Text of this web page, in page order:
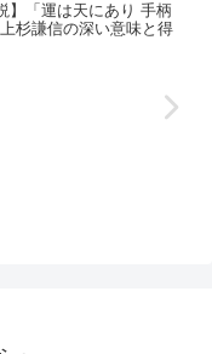
】「運は天にあり 手柄
杉謙信の深い意味と得